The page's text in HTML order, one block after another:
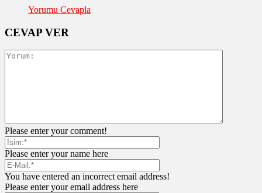
Yorumu Cevapla
CEVAP VER
Please enter your comment!
Please enter your name here
You have entered an incorrect email address!
Please enter your email address here